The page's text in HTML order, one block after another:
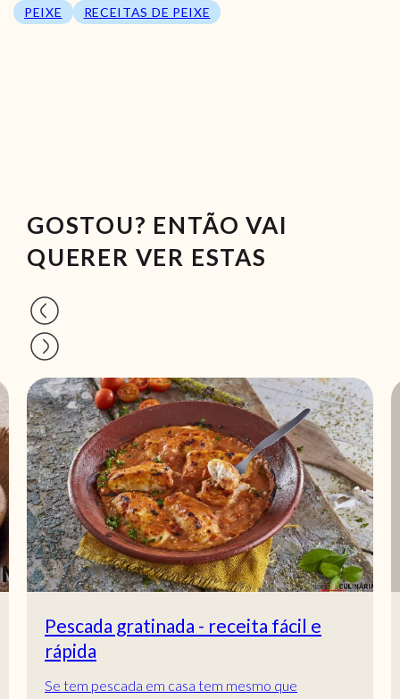
PEIXE RECEITAS DE PEIXE
GOSTOU? ENTÃO VAI
QUERER VER ESTAS
Pescada gratinada - receita fácil e
rápida
Se tem pescada em casa tem mesmo que